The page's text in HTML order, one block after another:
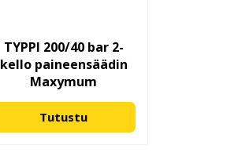
TYPPI 200/40 bar 2-
kello paineensäädin
Maxymum
Tutustu